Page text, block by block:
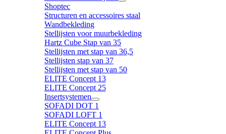
Shoptec
Structuren en accessoires staal
Wandbekleding
Stellijsten voor muurbekleding
Hartz Cube Stap van 35
Stellijsten met stap van 36,5
Stellijsten stap van 37
Stellijsten met stap van 50
ELITE Concept 13
ELITE Concept 25
Insertsystemen
SOFADI DOT 1
SOFADI LOFT 1
ELITE Concept 13